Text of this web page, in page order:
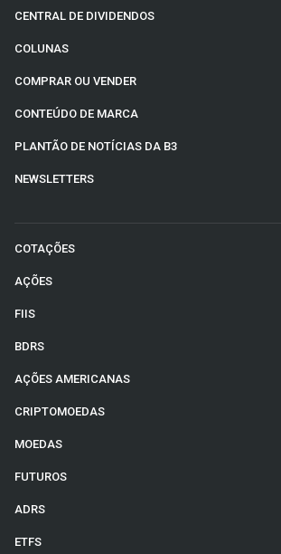
CENTRAL DE DIVIDENDOS
COLUNAS
COMPRAR OU VENDER
CONTEÚDO DE MARCA
PLANTÃO DE NOTÍCIAS DA B3
NEWSLETTERS
COTAÇÕES
AÇÕES
FIIS
BDRS
AÇÕES AMERICANAS
CRIPTOMOEDAS
MOEDAS
FUTUROS
ADRS
ETFS